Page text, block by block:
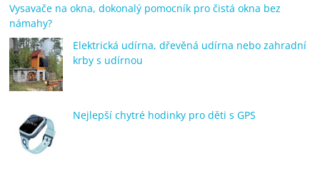
Vysavače na okna, dokonalý pomocník pro čistá okna bez
námahy?
Elektrická udírna, dřevěná udírna nebo zahradní
krby s udírnou
Nejlepší chytré hodinky pro děti s GPS